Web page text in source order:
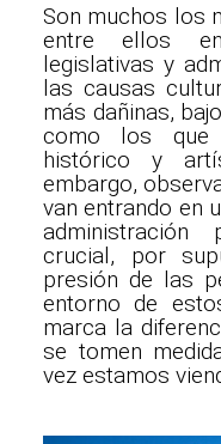
Son muchos los
entre ellos
legislativas y
las causas
más dañinas,
como los que
histórico y
embargo,
van entrando en
crucial, por
presión de las
entorno de
marca la
se tomen
vez estamos